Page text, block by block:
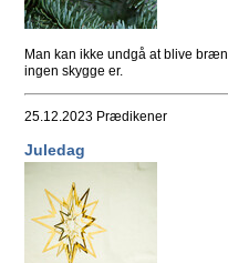
Man kan ikke undgå at blive
ingen skygge er.
25.12.2023 Prædikener
Juledag